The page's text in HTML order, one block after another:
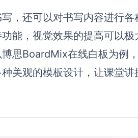
，还可以对书写内容进行各
能，视觉效果的提高可以极
思BoardMix在线白板为例，
美观的模板设计，让课堂讲